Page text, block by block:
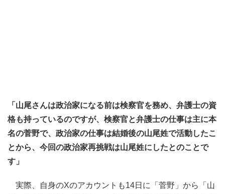
「山尾さんは政治家になる前は検察官を務め、弁護士の資
格も持っているのですが、検察官と弁護士の仕事は主に本
名の菅野で、政治家の仕事は結婚後の山尾姓で活動したこ
とから、今回の政治家再挑戦は山尾姓にしたとのことで
す」
実際、自身のXのアカウントも14日に「菅野」から「山